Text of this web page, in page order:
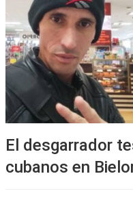
El desgarrador
cubanos en